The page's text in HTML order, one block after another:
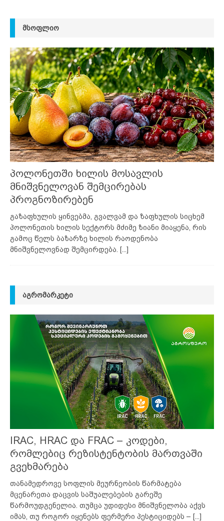
ᲛᲡᲝᲤᲚᲘᲝ
პოლონეთში ხილის მოსავლის
მნიშვნელოვან შემცირებას
პროგნოზირებენ
გაზაფხულის ყინვებმა, გვალვამ და ზაფხულის სიცხემ
პოლონეთის ხილის სექტორს მძიმე ზიანი მიაყენა, რის
გამოც წელს ბაზარზე ხილის რაოდენობა
მნიშვნელოვნად შემცირდება.
[...]
ᲐᲒᲠᲝᲛᲐᲠᲙᲔᲢᲘ
IRAC, HRAC და FRAC – კოდები,
რომლებიც რეზისტენტობის მართვაში
გვეხმარება
თანამედროვე სოფლის მეურნეობის წარმატება
მცენარეთა დაცვის საშუალებების გარეშე
წარმოუდგენელია. თუმცა უდიდესი მნიშვნელობა აქვს
იმას, თუ როგორ იყენებს ფერმერი პესტიციდებს – [...]